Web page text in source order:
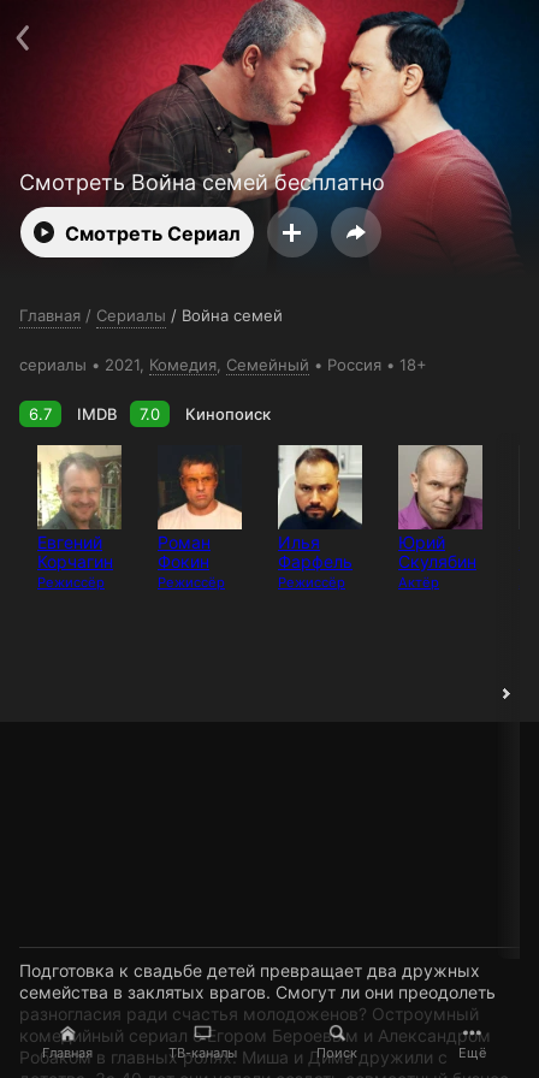
Главная ТВ-каналы Поиск Ещё
Смотреть Война семей бесплатно
Смотреть Сериал
Главная / Сериалы / Война семей
сериалы 2021, Комедия Семейный Россия 18+
6.7 IMDB 7.0 Кинопоиск
Евгений
Корчагин
Режиссёр
Роман
Фокин
Режиссёр
Илья
Фарфель
Режиссёр
Юрий
Скулябин
Актёр
Подготовка к свадьбе детей превращает два дружных
семейства в заклятых врагов. Смогут ли они преодолеть
разногласия ради счастья молодоженов? Остроумный
комедийный сериал с Егором Бероевым и Александром
Робаком в главных ролях. Миша и Дима дружили с
Пользовательское соглашение
Политика конфиденциальности
Для партнёров
Открыть приложение
Ввести промокод
Установить на ТВ
Бесплатные каналы Контакты